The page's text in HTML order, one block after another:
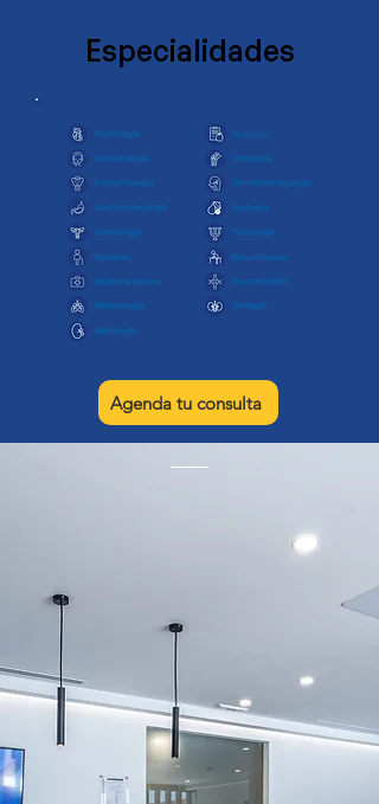
Especialidades
Agenda tu consulta